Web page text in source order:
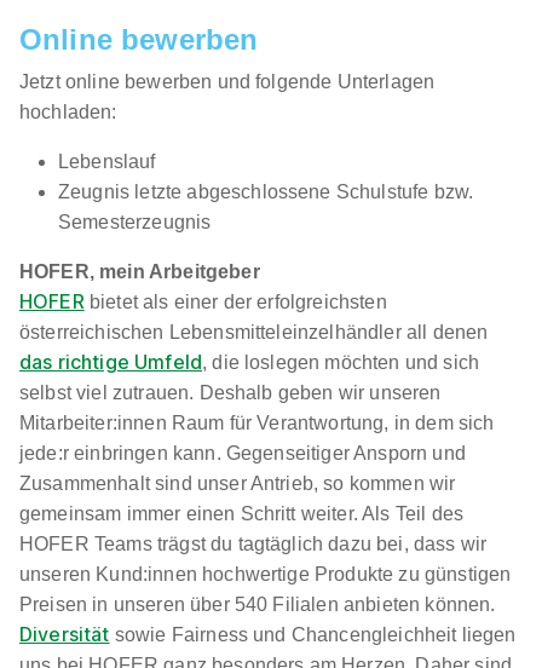
Online bewerben
Jetzt online bewerben und folgende Unterlagen
hochladen:
Lebenslauf
Zeugnis letzte abgeschlossene Schulstufe bzw.
Semesterzeugnis
HOFER, mein Arbeitgeber
HOFER bietet als einer der erfolgreichsten
österreichischen Lebensmitteleinzelhändler all denen
das richtige Umfeld, die loslegen möchten und sich
selbst viel zutrauen. Deshalb geben wir unseren
Mitarbeiter:innen Raum für Verantwortung, in dem sich
jede:r einbringen kann. Gegenseitiger Ansporn und
Zusammenhalt sind unser Antrieb, so kommen wir
gemeinsam immer einen Schritt weiter. Als Teil des
HOFER Teams trägst du tagtäglich dazu bei, dass wir
unseren Kund:innen hochwertige Produkte zu günstigen
Preisen in unseren über 540 Filialen anbieten können.
Diversität sowie Fairness und Chancengleichheit liegen